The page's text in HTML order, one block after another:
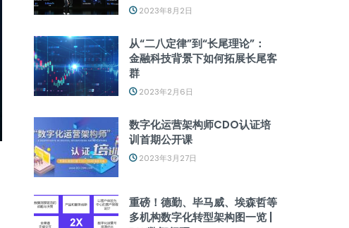
2023年8月2日
从“二八定律”到“长尾理论”：
金融科技背景下如何拓展长尾客
群
2023年2月6日
数字化运营架构师CDO认证培
训首期公开课
2023年3月27日
重磅！德勤、毕马威、埃森哲等
多机构数字化转型架构图一览 |